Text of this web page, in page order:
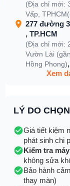
(Địa chỉ mới:
Vấp,
277 đường
, TP.HCM
(Địa chỉ mới:
Vườn Lài
Hồng Phong)
Xem
LÝ DO
Giá tiết kiệm
phát sinh chi
Kiểm tra
không sửa
Bảo hành
thay màn)